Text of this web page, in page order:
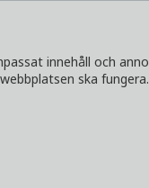
innehåll och
ska